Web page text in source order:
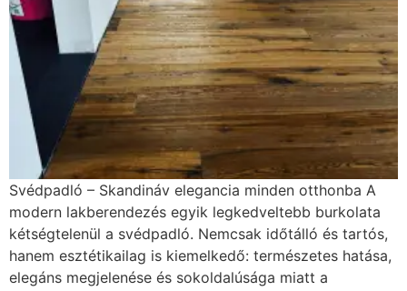
Svédpadló – Skandináv elegancia minden otthonba A
modern lakberendezés egyik legkedveltebb burkolata
kétségtelenül a svédpadló. Nemcsak időtálló és tartós,
hanem esztétikailag is kiemelkedő: természetes hatása,
elegáns megjelenése és sokoldalúsága miatt a